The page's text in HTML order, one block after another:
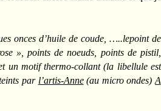
onces d’huile de coude, …..lepoint de
», points de noeuds, points de pistil,
un motif thermo-collant (la libellule est
par l’artis-Anne(au micro ondes)A